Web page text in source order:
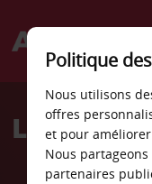
Welcome
AvisLocation
Politique
Nous utilisons
offres
et pour
Nous
partenaires